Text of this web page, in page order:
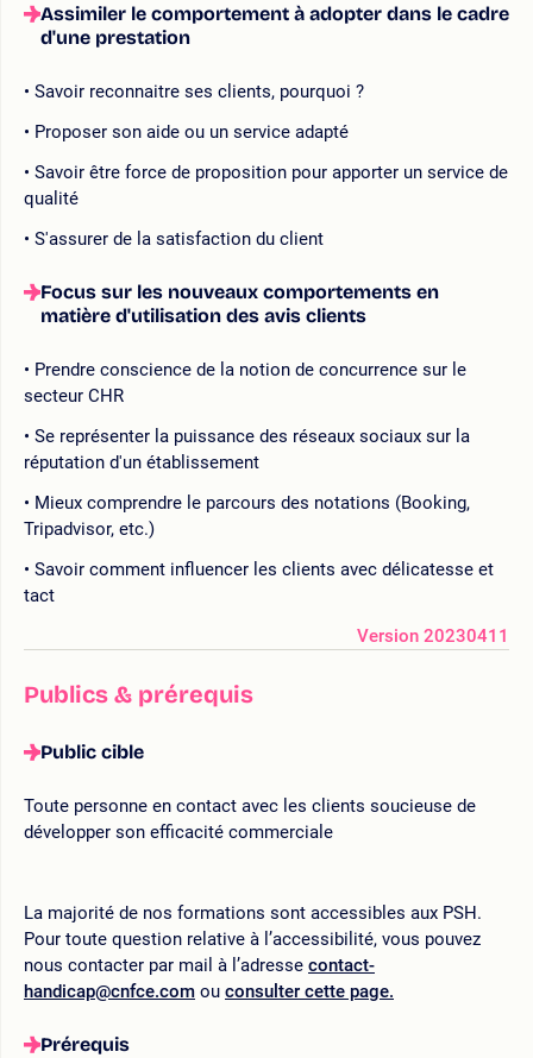
Assimiler le comportement à adopter dans le cadre
d'une prestation
Savoir reconnaitre ses clients, pourquoi ?
Proposer son aide ou un service adapté
Savoir être force de proposition pour apporter un service de
qualité
S'assurer de la satisfaction du client
Focus sur les nouveaux comportements en
matière d'utilisation des avis clients
Prendre conscience de la notion de concurrence sur le
secteur CHR
Se représenter la puissance des réseaux sociaux sur la
réputation d'un établissement
Mieux comprendre le parcours des notations (Booking,
Tripadvisor, etc.)
Savoir comment influencer les clients avec délicatesse et
tact
Version 20230411
Publics & prérequis
Public cible
Toute personne en contact avec les clients soucieuse de
développer son efficacité commerciale
La majorité de nos formations sont accessibles aux PSH.
Pour toute question relative à l’accessibilité, vous pouvez
nous contacter par mail à l’adresse contact-
handicap@cnfce.com ou consulter cette page.
Prérequis